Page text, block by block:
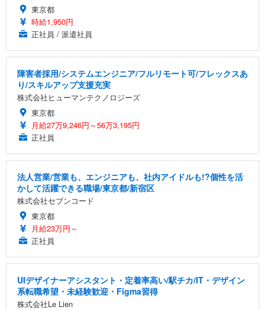
東京都
時給1,950円
正社員 / 派遣社員
障害者採用/システムエンジニア/フルリモート可/フレックスあ
り/スキルアップ支援充実
株式会社ヒューマンテクノロジーズ
東京都
月給27万9,246円～56万3,195円
正社員
法人営業/営業も、エンジニアも、社内アイドルも!?個性を活
かして活躍できる職場/東京都/新宿区
株式会社セブンコード
東京都
月給23万円～
正社員
UIデザイナーアシスタント・定着率高い/駅チカ/IT・デザイン
系転職希望・未経験歓迎・Figma習得
株式会社Le Lien